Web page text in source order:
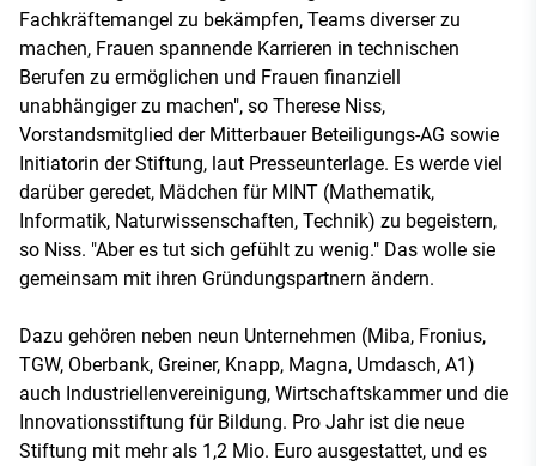
Fachkräftemangel zu bekämpfen, Teams diverser zu
machen, Frauen spannende Karrieren in technischen
Berufen zu ermöglichen und Frauen finanziell
unabhängiger zu machen", so Therese Niss,
Vorstandsmitglied der Mitterbauer Beteiligungs-AG sowie
Initiatorin der Stiftung, laut Presseunterlage. Es werde viel
darüber geredet, Mädchen für MINT (Mathematik,
Informatik, Naturwissenschaften, Technik) zu begeistern,
so Niss. "Aber es tut sich gefühlt zu wenig." Das wolle sie
gemeinsam mit ihren Gründungspartnern ändern.
Dazu gehören neben neun Unternehmen (Miba, Fronius,
TGW, Oberbank, Greiner, Knapp, Magna, Umdasch, A1)
auch Industriellenvereinigung, Wirtschaftskammer und die
Innovationsstiftung für Bildung. Pro Jahr ist die neue
Stiftung mit mehr als 1,2 Mio. Euro ausgestattet, und es